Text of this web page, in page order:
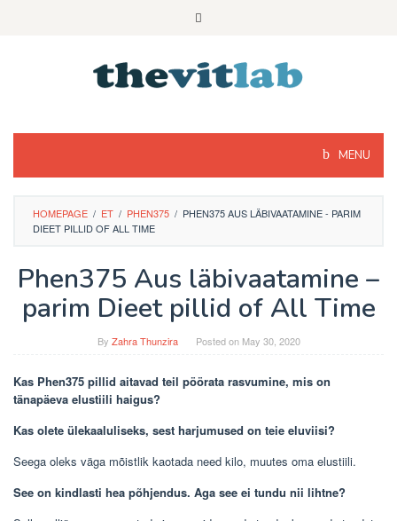
MENU
HOMEPAGE / ET / PHEN375 / PHEN375 AUS LÄBIVAATAMINE - PARIM
DIEET PILLID OF ALL TIME
Phen375 Aus läbivaatamine –
parim Dieet pillid of All Time
By Zahra Thunzira Posted on May 30, 2020
Kas Phen375 pillid aitavad teil pöörata rasvumine, mis on
tänapäeva elustiili haigus?
Kas olete ülekaaluliseks, sest harjumused on teie eluviisi?
Seega oleks väga mõistlik kaotada need kilo, muutes oma elustiili.
See on kindlasti hea põhjendus. Aga see ei tundu nii lihtne?